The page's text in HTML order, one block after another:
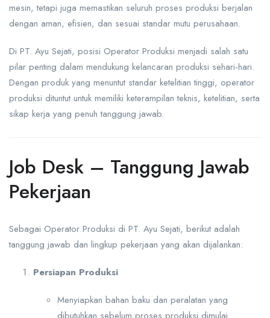
mesin, tetapi juga memastikan seluruh proses produksi berjalan
dengan aman, efisien, dan sesuai standar mutu perusahaan.
Di PT. Ayu Sejati, posisi Operator Produksi menjadi salah satu
pilar penting dalam mendukung kelancaran produksi sehari-hari.
Dengan produk yang menuntut standar ketelitian tinggi, operator
produksi dituntut untuk memiliki keterampilan teknis, ketelitian, serta
sikap kerja yang penuh tanggung jawab.
Job Desk – Tanggung Jawab
Pekerjaan
Sebagai Operator Produksi di PT. Ayu Sejati, berikut adalah
tanggung jawab dan lingkup pekerjaan yang akan dijalankan:
Persiapan Produksi
Menyiapkan bahan baku dan peralatan yang